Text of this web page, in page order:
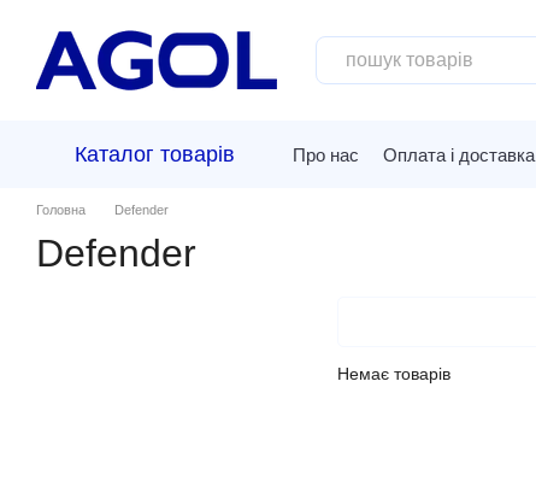
Каталог товарів Про нас Оплата і доставка
Головна Defender
Defender
Немає товарів